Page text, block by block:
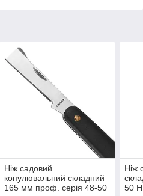
Ніж садовий
копулювальний складний
165 мм проф. серія 48-50
Ніж
50